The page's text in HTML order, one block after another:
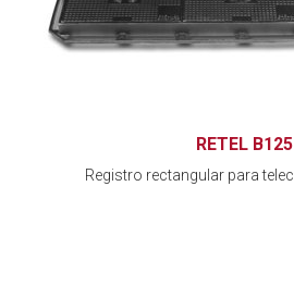
RETEL B125
Registro rectangular para